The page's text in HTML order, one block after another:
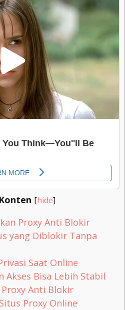
[hide]
Proxy Anti Blokir
yang Diblokir Tanpa
Saat Online
Bisa Lebih Stabil
Anti Blokir
Proxy Online